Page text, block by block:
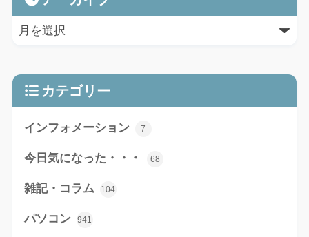
カテゴリー
インフォメーション 7
今日気になった・・・ 68
雑記・コラム 104
パソコン 941